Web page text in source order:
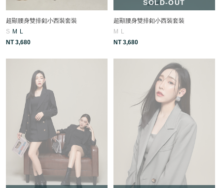
超顯腰身雙排釦小西裝套裝
S M
L
NT 3,680
SOLD-OUT
超顯腰身雙排釦小西裝套裝
M
L
NT 3,680